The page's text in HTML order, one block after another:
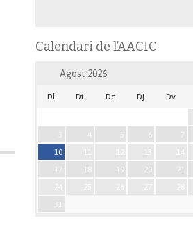
Calendari de l’AACIC
Agost 2026
Dl Dt Dc Dj Dv
10